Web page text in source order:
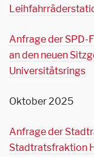
Anfrage der SPD-
an den neuen
Universitätsrings
Oktober 2025
Anfrage der
Stadtratsfraktion